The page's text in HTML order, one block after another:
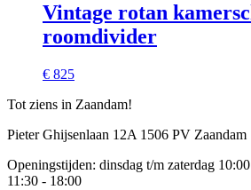
Vintage rotan
roomdivider
€ 825
Tot ziens in Zaandam!
Pieter Ghijsenlaan 12A 1506 PV Zaandam
Openingstijden: dinsdag t/m zaterdag
11:30 - 18:00